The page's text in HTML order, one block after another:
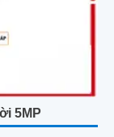
5MP